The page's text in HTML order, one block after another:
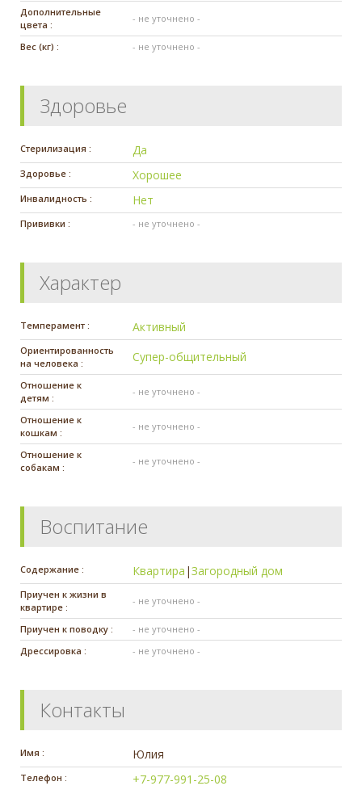
Дополнительные
цвета :
- не уточнено -
Вес (кг) : - не уточнено -
Здоровье
Стерилизация : Да
Здоровье : Хорошее
Инвалидность : Нет
Прививки : - не уточнено -
Характер
Темперамент : Активный
Ориентированность
на человека :
Супер-общительный
Отношение к
детям :
- не уточнено -
Отношение к
кошкам :
- не уточнено -
Отношение к
собакам :
- не уточнено -
Воспитание
Содержание : Квартира |Загородный дом
Приучен к жизни в
квартире :
- не уточнено -
Приучен к поводку :
- не уточнено -
Дрессировка :
- не уточнено -
Контакты
Имя : Юлия
Телефон : +7-977-991-25-08